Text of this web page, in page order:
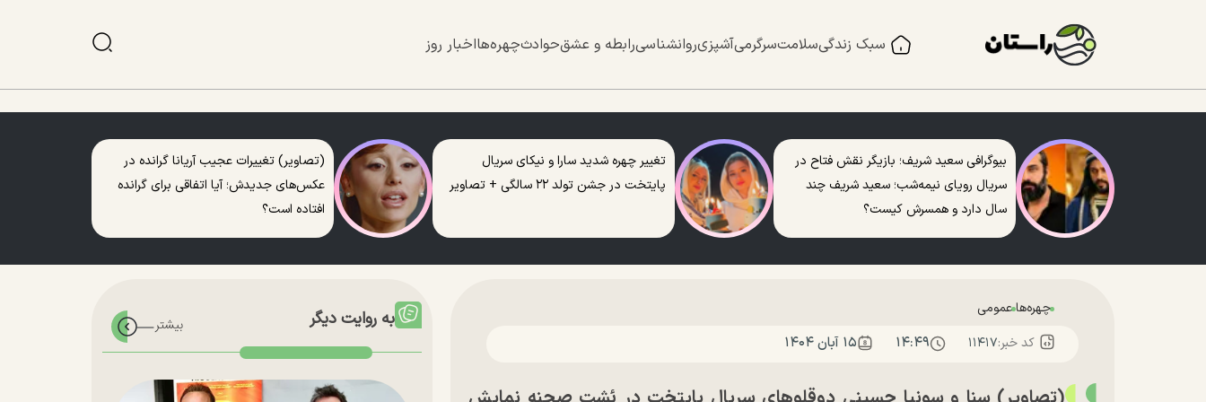
سبک زندگیسلامتسرگرمیآشپزیروانشناسیرابطه و عشقحوادثچهره‌هااخبار روز
بیوگرافی سعید شریف؛ بازیگر نقش فتاح در
سریال رویای نیمه‌شب؛ سعید شریف چند
سال دارد و همسرش کیست؟
تغییر چهره شدید سارا و نیکای سریال
پایتخت در جشن تولد ۲۲ سالگی + تصاویر
(تصاویر) تغییرات عجیب آریانا گرانده در
عکس‌های جدیدش؛ آیا اتفاقی برای گرانده
افتاده است؟
چهره‌هاعمومی
کد خبر:۱۱۴۱۷ ۱۴:۴۹ ۱۵ آبان ۱۴۰۴
به روایت دیگر